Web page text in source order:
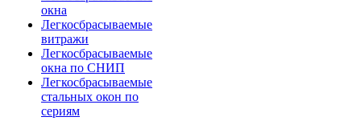
окна
Легкосбрасываемые
витражи
Легкосбрасываемые
окна по СНИП
Легкосбрасываемые
стальных окон по
сериям